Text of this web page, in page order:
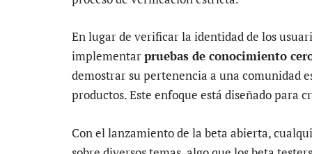
En lugar de verificar la identidad de los
implementarpruebas de conocimiento
demostrar su pertenencia a una comunidad
productos. Este enfoque está diseñado para
Con el lanzamiento de la beta abierta,